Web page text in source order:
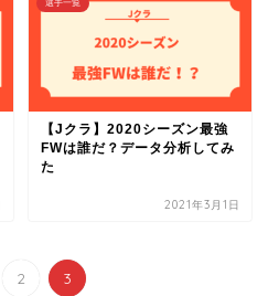
選手一覧
【Jクラ】2020シーズン最強
FWは誰だ？データ分析してみ
た
2021年3月1日
2 3